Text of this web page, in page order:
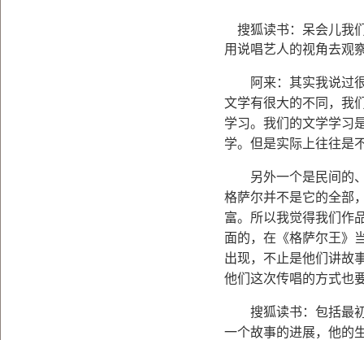
搜狐读书：呆会儿我
用说唱艺人的视角去观
阿来：其实我说过很
文学有很大的不同，我
学习。我们的文学学习
学。但是实际上往往是
另外一个是民间的、
格萨尔并不是它的全部
富。所以我觉得我们作
面的，在《格萨尔王》
出现，不止是他们讲故
他们这次传唱的方式也
搜狐读书：包括最初
一个故事的进展，他的